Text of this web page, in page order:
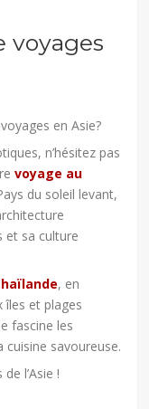
voyages
en Asie?
n’hésitez pas
voyage au
du soleil levant,
et sa culture
, en
îles et plages
fascine les
cuisine savoureuse.
l’Asie !